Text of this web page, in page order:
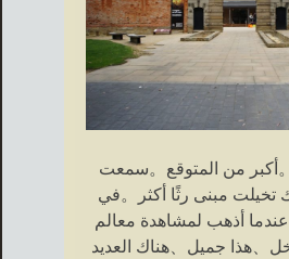
أكبر من المتوقع。سمعت
تخيلت مبنى رثًا أكثر。في
أذهب لمشاهدة معالم
、هذا جميل、هناك العديد